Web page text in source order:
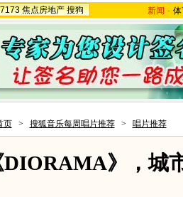
焦点房地产 搜狗 新闻 -
页 > 搜狐音乐每周唱片推荐 > 唱片推荐
》，城